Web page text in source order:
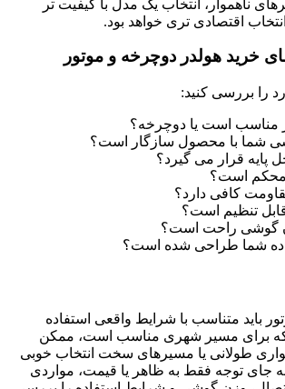
ناهموار، انتخاب یک مدل با کیفیت تر
اقتصادی تری خواهد بود.
خرید هولدر دوچرخه و موتور
را بررسی کنید:
مناسب است یا دوچرخه؟
شما با محصول سازگار است؟
پایه قرار می گیرد؟
محکم است؟
کافی دارد؟
تنظیم است؟
گوشی راحت است؟
شما طراحی شده است؟
باید متناسب با شرایط واقعی استفاده
که برای مسیر شهری مناسب است، ممکن
طولانی یا مسیرهای سخت انتخاب خوبی
جای توجه فقط به ظاهر یا قیمت، مواردی